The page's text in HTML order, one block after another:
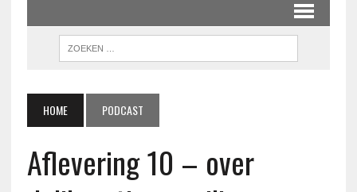
HOME PODCAST
Aflevering 10 – over